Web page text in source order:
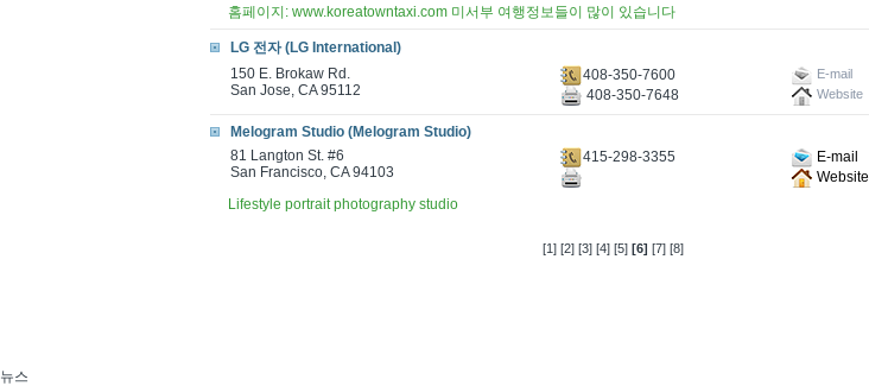
홈페이지: www.koreatowntaxi.com 미서부 여행정보들이 많이 있습니다
LG 전자 (LG International)
150 E. Brokaw Rd.
San Jose, CA 95112
408-350-7600 E-mail
408-350-7648 Website
Melogram Studio (Melogram Studio)
81 Langton St. #6
San Francisco, CA 94103
415-298-3355
E-mail
Website
Lifestyle portrait photography studio
[1] [2] [3] [4] [5] [6] [7] [8]
뉴스